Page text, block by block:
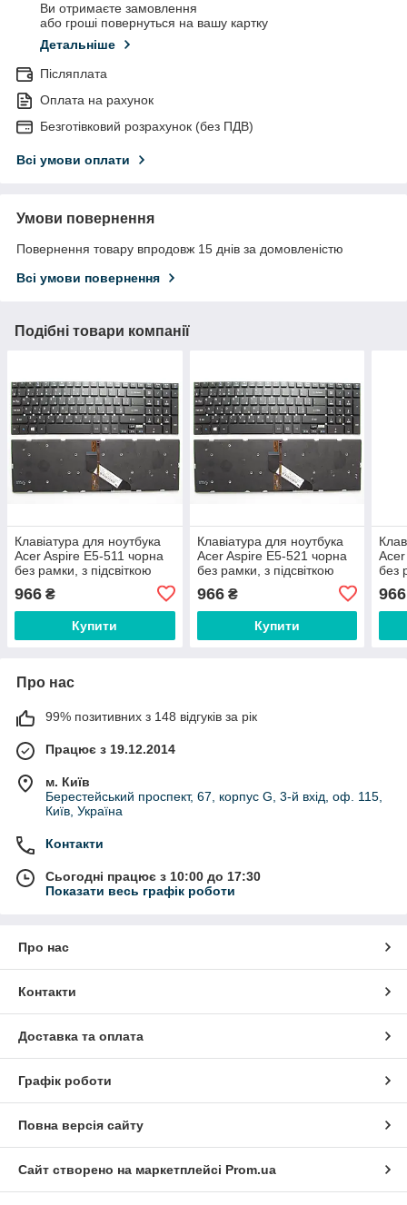
Ви отримаєте замовлення
або гроші повернуться на вашу картку
Детальніше
Післяплата
Оплата на рахунок
Безготівковий розрахунок (без ПДВ)
Всі умови оплати
Умови повернення
Повернення товару впродовж 15 днів за домовленістю
Всі умови повернення
Подібні товари компанії
Клавіатура для ноутбука
Acer Aspire E5-511 чорна
без рамки, з підсвіткою
966 ₴
Купити
Клавіатура для ноутбука
Acer Aspire E5-521 чорна
без рамки, з підсвіткою
966₴
Купити
без
966
Про нас
99% позитивних з 148 відгуків за рік
Працює з 19.12.2014
м. Київ
Берестейський проспект, 67, корпус G, 3-й вхід, оф. 115,
Київ, Україна
Контакти
Сьогодні працює з 10:00 до 17:30
Показати весь графік роботи
Про нас
Контакти
Доставка та оплата
Графік роботи
Повна версія сайту
Сайт створено на маркетплейсі Prom.ua